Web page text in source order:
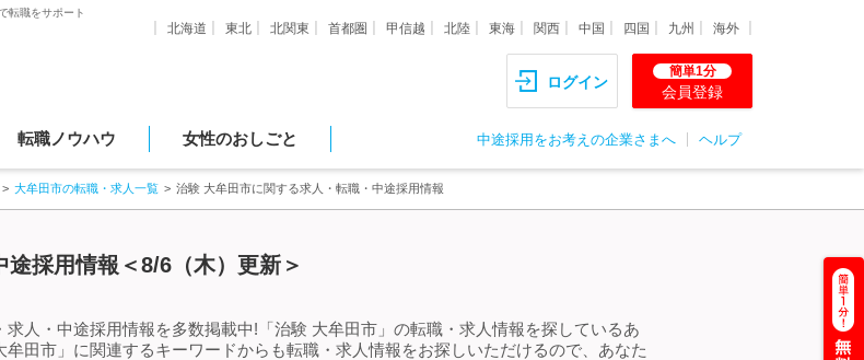
転職をサポート
北海道 東北 北関東 首都圏 甲信越 北陸 東海 関西 中国 四国 九州 海外
ログイン
簡単1分
会員登録
転職ノウハウ 女性のおしごと 中途採用をお考えの企業さまへ ヘルプ
大牟田市の転職・求人一覧 治験 大牟田市に関する求人・転職・中途採用情報
採用情報＜8/6（木）更新＞
人・中途採用情報を多数掲載中!「治験 大牟田市」の転職・求人情報を探しているあ
田市」に関連するキーワードからも転職・求人情報をお探しいただけるので、あなた